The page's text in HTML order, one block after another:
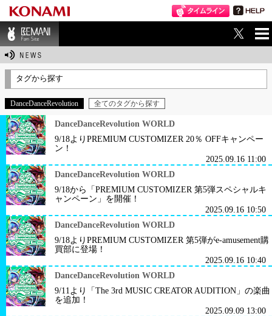
BEMANI Fan Sit
タグから探す
DanceDanceRevolution 全てのタグから探す
DanceDanceRevolution WORLD
9/18よりPREMIUM CUSTOMIZER 20％ OFFキャンペー
ン！
2025.09.16 11:00
DanceDanceRevolution WORLD
9/18から「PREMIUM CUSTOMIZER 第5弾スペシャルキ
ャンペーン」を開催！
2025.09.16 10:50
DanceDanceRevolution WORLD
9/18よりPREMIUM CUSTOMIZER 第5弾がe-amusement購
買部に登場！
2025.09.16 10:40
DanceDanceRevolution WORLD
9/11より「The 3rd MUSIC CREATOR AUDITION」の楽曲
を追加！
2025.09.09 13:00